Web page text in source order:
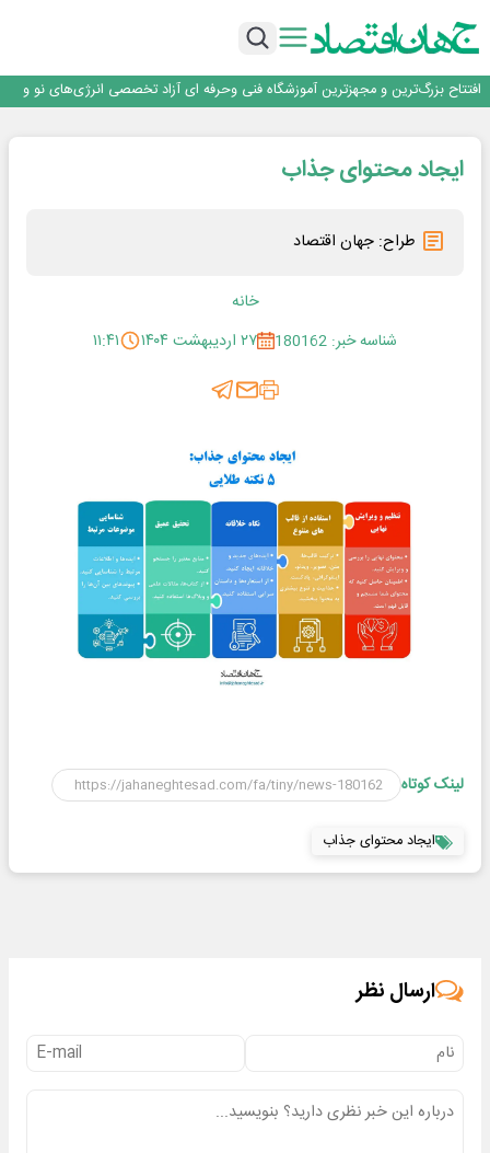
فولاد مبارکه اصفهان
تجدیدپذیر با حضور استاندار اصفهان
گفتگو با کاوه معلمی، مدیر حسابداری مدیریت فولادسنگان
فولاد در تله قیمت‌گذاری دستوری
ایجاد محتوای جذاب
طراح: جهان اقتصاد
خانه
شناسه خبر: 180162
۲۷ اردیبهشت ۱۴۰۴ ۱۱:۴۱
لینک کوتاه
ایجاد محتوای جذاب
ارسال نظر